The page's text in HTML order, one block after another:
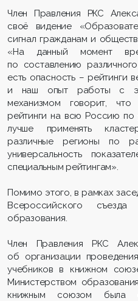
Член Правления РКС
своё видение
сигнал гражданам и
«На данный момент
по составлению
есть опасность – рейтинги
и наш опыт работы с
механизмом говорит, что
рейтинги на всю Россию по
лучше применять
различные регионы по
универсальность
специальным рейтингам».
Помимо этого, в рамках
Всероссийского съезда
образования.
Член Правления РКС
об организации
учебников в книжном
Министерством
книжным союзом была